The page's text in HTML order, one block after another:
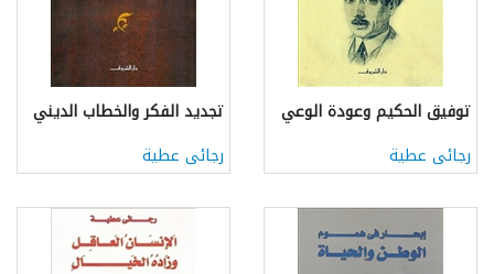
توفيق الحكيم وعودة الوعي
رجائى عطية
تجديد الفكر والخطاب الديني
رجائى عطية